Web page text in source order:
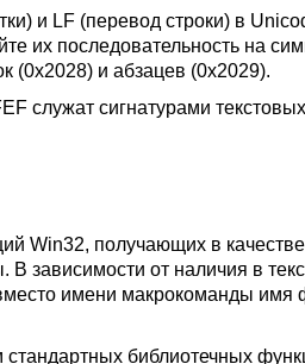
и LF (перевод строки) в
их последовательность на
(0x2028) и абзацев (0x2029).
служат сигнатурами
Win32, получающих в
зависимости от наличия в
имени макрокоманды
библиотечных